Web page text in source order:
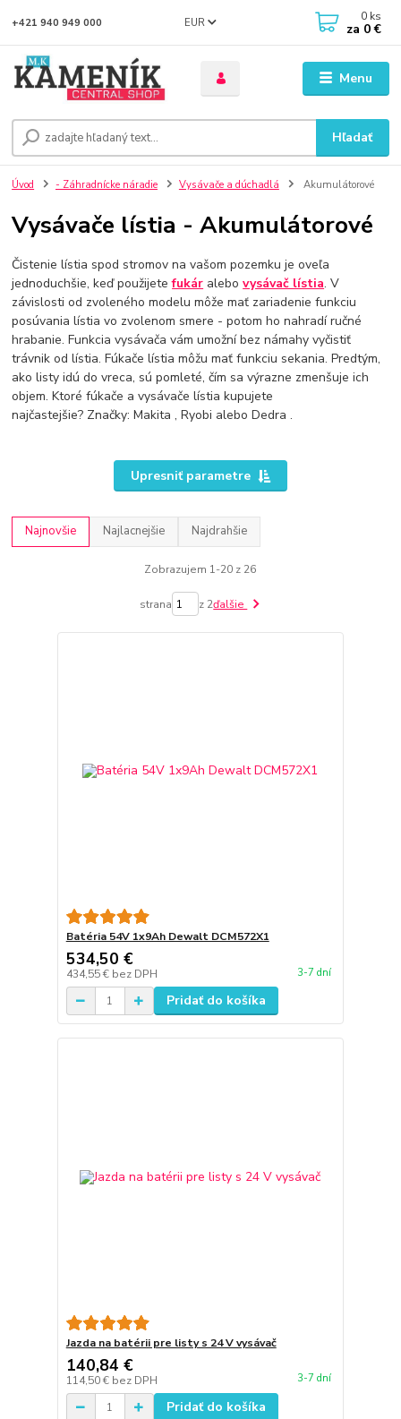
Menu
EUR
Hľadať
+421 940 949 000 0 ks
za 0 €
Úvod - Záhradnícke náradie Vysávače a dúchadlá Akumulátorové
Vysávače lístia - Akumulátorové
Čistenie lístia spod stromov na vašom pozemku je oveľa
jednoduchšie, keď použijetefukár alebovysávač lístia. V
závislosti od zvoleného modelu môže mať zariadenie funkciu
posúvania lístia vo zvolenom smere - potom ho nahradí ručné
hrabanie. Funkcia vysávača vám umožní bez námahy vyčistiť
trávnik od lístia. Fúkače lístia môžu mať funkciu sekania. Predtým,
ako listy idú do vreca, sú pomleté, čím sa výrazne zmenšuje ich
objem. Ktoré fúkače a vysávače lístia kupujete
najčastejšie? Značky: Makita , Ryobi alebo Dedra .
Upresniť parametre
Najnovšie Najlacnejšie Najdrahšie
Zobrazujem 1-20 z 26
strana z 2ďalšie
Batéria 54V 1x9Ah Dewalt DCM572X1
534,50 €
434,55 € bez DPH 3-7 dní
Pridať do košíka
Jazda na batérii pre listy s 24 V vysávač
140,84 €
114,50 € bez DPH 3-7 dní
Pridať do košíka